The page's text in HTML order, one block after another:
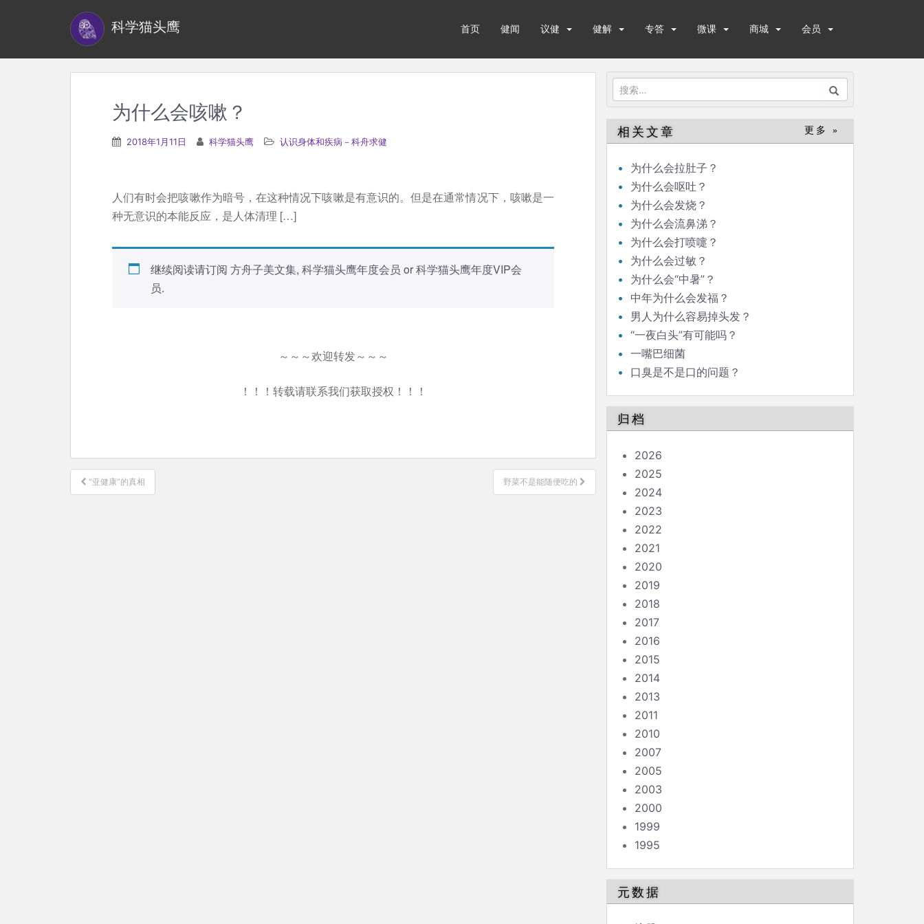
科学猫头鹰 首页 健闻 议健 健解 专答 微课 商城 会员
搜
索：
为什么会咳嗽？
2018年1月11日 科学猫头鹰 认识身体和疾病－科舟求健
人们有时会把咳嗽作为暗号，在这种情况下咳嗽是有意识的。但是在通常情况下，咳嗽是一
种无意识的本能反应，是人体清理 […]
继续阅读请订阅 方舟子美文集, 科学猫头鹰年度会员 or科学猫头鹰年度VIP会
员.
～～～欢迎转发～～～
！！！转载请联系我们获取授权！！！
文
章
“亚健康”的真相 野菜不是能随便吃的
相关文章 更多 »
为什么会拉肚子？
为什么会呕吐？
为什么会发烧？
为什么会流鼻涕？
为什么会打喷嚏？
为什么会过敏？
为什么会“中暑”？
中年为什么会发福？
男人为什么容易掉头发？
“一夜白头”有可能吗？
一嘴巴细菌
口臭是不是口的问题？
归档
2026
2025
2024
2023
2022
2021
2020
2019
2018
2017
2016
2015
2014
2013
2011
2010
2007
2005
2003
2000
1999
1995
元数据